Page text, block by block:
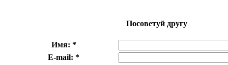
Посоветуй другу
Имя: *
E-mail: *